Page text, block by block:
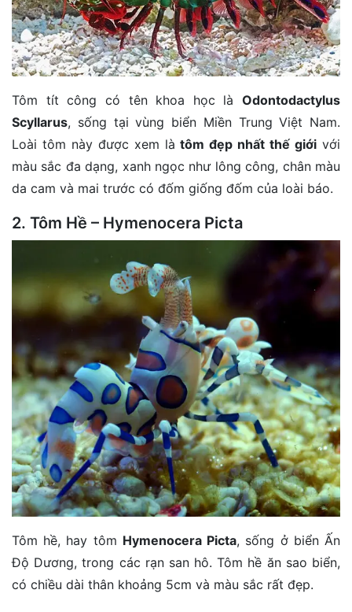
Tôm tít công có tên khoa học là Odontodactylus
Scyllarus, sống tại vùng biển Miền Trung Việt Nam.
Loài tôm này được xem làtôm đẹp nhất thế giới với
màu sắc đa dạng, xanh ngọc như lông công, chân màu
da cam và mai trước có đốm giống đốm của loài báo.
2. Tôm Hề – Hymenocera Picta
Tôm hề, hay tôm Hymenocera Picta, sống ở biển Ấn
Độ Dương, trong các rạn san hô. Tôm hề ăn sao biển,
có chiều dài thân khoảng 5cm và màu sắc rất đẹp.